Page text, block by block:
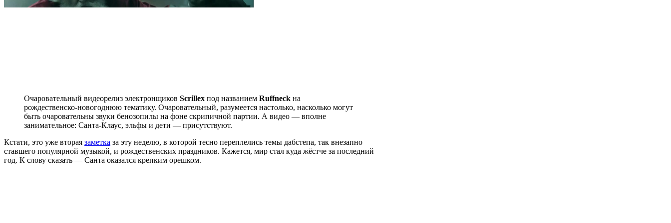
Очаровательный видеорелиз электронщиков Scrillex под названием Ruffneck на
рождественско-новогоднюю тематику. Очаровательный, разумеется настолько, насколько могут
быть очаровательны звуки бенозопилы на фоне скрипичной партии. А видео — вполне
занимательное: Санта-Клаус, эльфы и дети — присутствуют.
Кстати, это уже вторая заметка за эту неделю, в которой тесно переплелись темы дабстепа, так внезапно
ставшего популярной музыкой, и рождественских праздников. Кажется, мир стал куда жёстче за последний
год. К слову сказать — Санта оказался крепким орешком.